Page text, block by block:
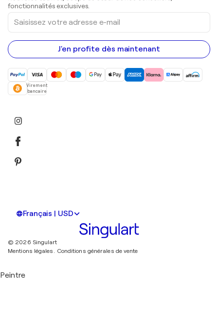
Peintures acryliques
fonctionnalités exclusives.
Saisissez
votre
adresse
e-
mail
J'en profite dès maintenant
Virement
bancaire
Français | USD
© 2026 Singulart
Mentions légales.
Conditions générales de vente
Peintre